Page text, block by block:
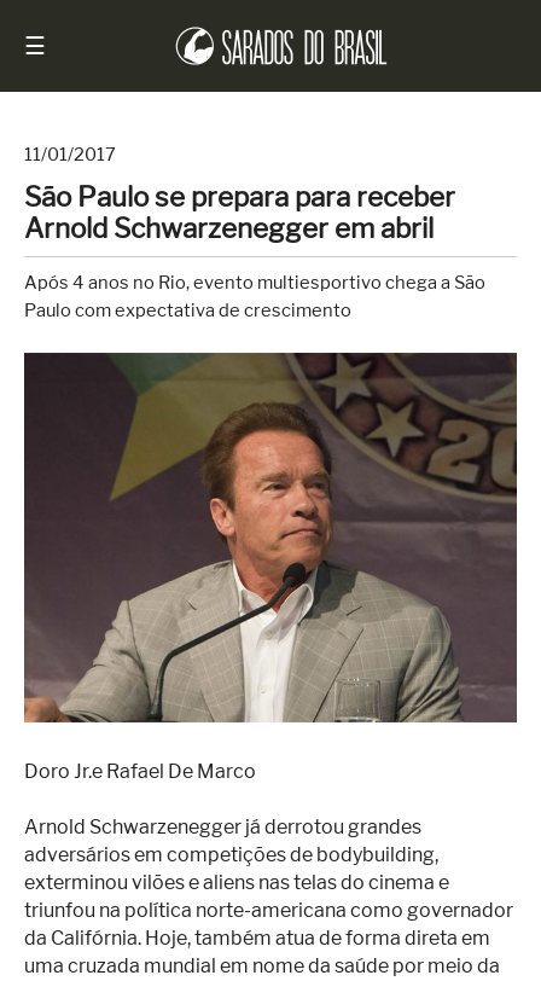
☰
Início
Notícias
Sarados
do
Entrevistas
Fisiculturismo
Anabolizantes
Suplementação
Alimentação
Treino
Saúde
Ensaios
Concursos
Moda
11/01/2017
São Paulo se prepara para receber
Arnold Schwarzenegger em abril
Após 4 anos no Rio, evento multiesportivo chega a São
Paulo com expectativa de crescimento
Doro Jr.e Rafael De Marco
Arnold Schwarzenegger já derrotou grandes
adversários em competições de bodybuilding,
exterminou vilões e aliens nas telas do cinema e
triunfou na política norte-americana como governador
da Califórnia. Hoje, também atua de forma direta em
uma cruzada mundial em nome da saúde por meio da